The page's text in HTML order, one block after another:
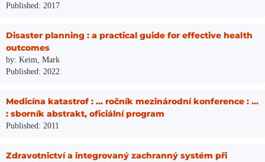
Published: 2017
Disaster planning : a practical guide for effective health
outcomes
by: Keim, Mark
Published: 2022
Medicína katastrof : ... ročník mezinárodní konference : ...
: sborník abstrakt, oficiální program
Published: 2011
Zdravotnictví a integrovaný zachranný systém při